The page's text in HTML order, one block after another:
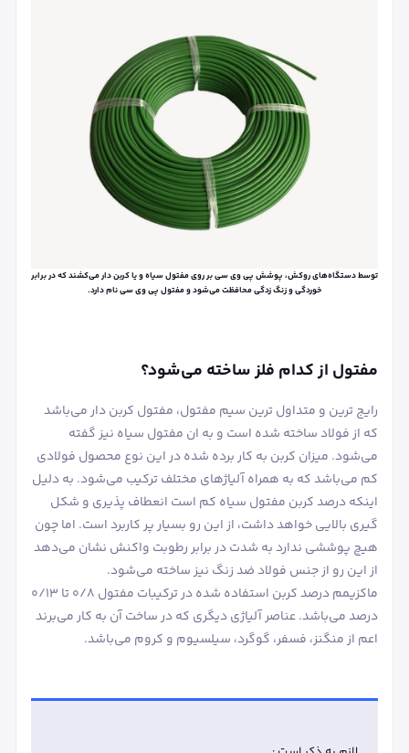
توسط دستگاه‌های روکش، پوشش پی وی سی بر روی مفتول سیاه و یا کربن دار می‌کشند که در برابر
خوردگی و زنگ زدگی محافظت می‌شود و مفتول پی وی سی نام دارد.
مفتول از کدام فلز ساخته می‌شود؟
رایج ترین و متداول ترین سیم مفتول، مفتول کربن دار می‌باشد
که از فولاد ساخته شده است و به ان مفتول سیاه نیز گفته
می‌شود. میزان کربن به کار برده شده در این نوع محصول فولادی
کم می‌باشد که به همراه آلیاژهای مختلف ترکیب می‌شود. به دلیل
اینکه درصد کربن مفتول سیاه کم است انعطاف پذیری و شکل
گیری بالایی خواهد داشت، از این رو بسیار پر کاربرد است. اما چون
هیچ پوششی ندارد به شدت در برابر رطوبت واکنش نشان می‌دهد
از این رو از جنس فولاد ضد زنگ نیز ساخته می‌شود.
ماکزیمم درصد کربن استفاده شده در ترکیبات مفتول 0/8 تا 0/13
درصد می‌باشد. عناصر آلیاژی دیگری که در ساخت آن به کار می‌برند
اعم از منگنز، فسفر، گوگرد، سیلسیوم و کروم می‌باشد.